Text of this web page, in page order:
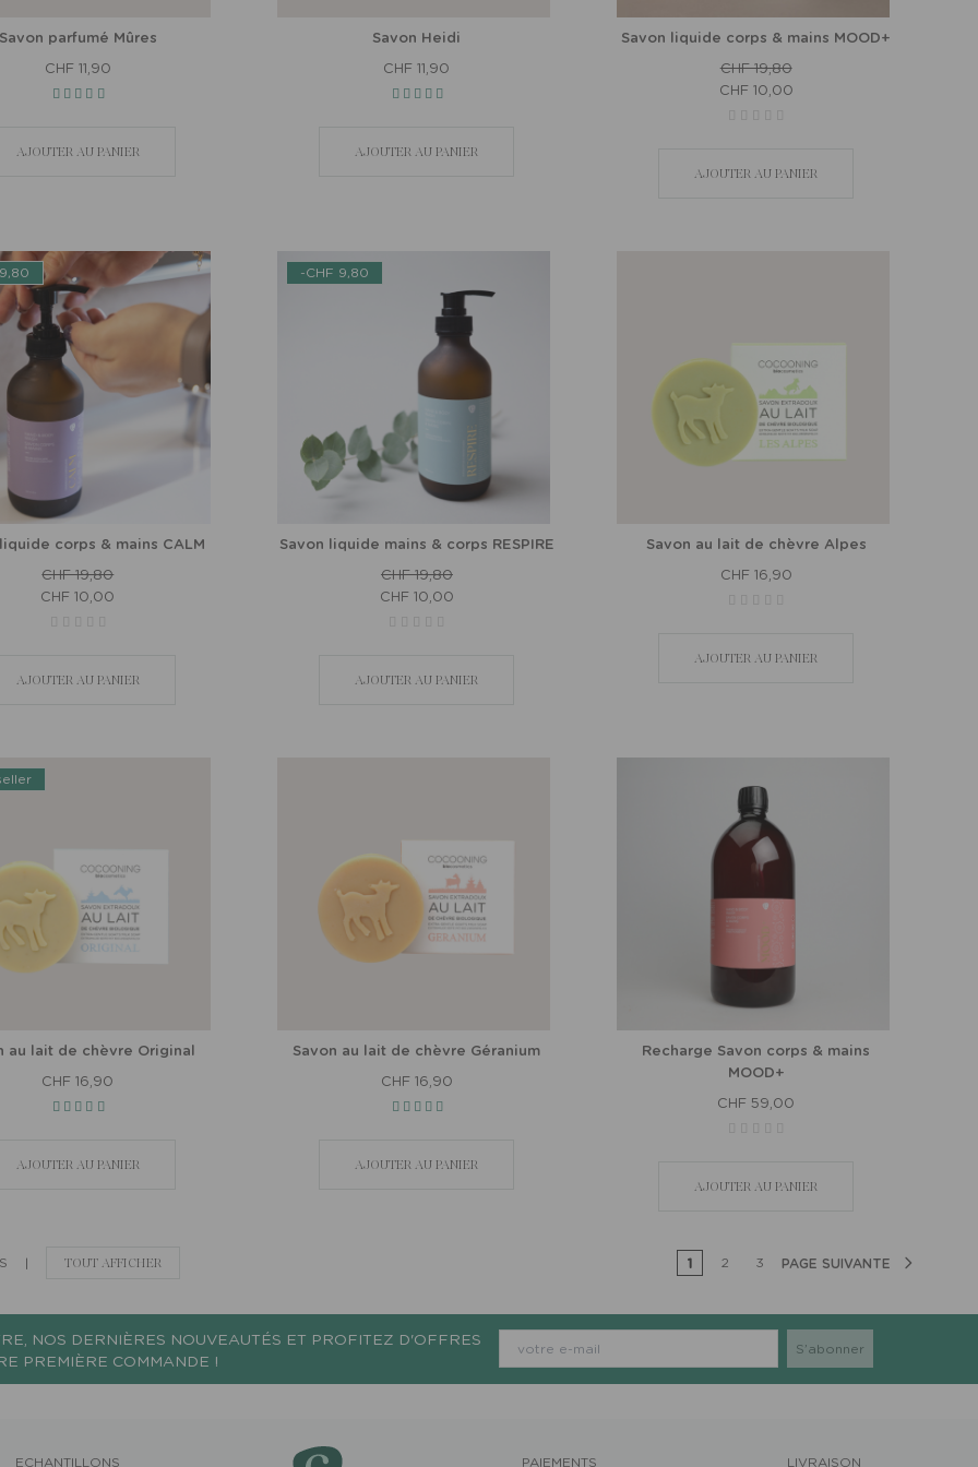
parfumé Mûres
CHF 11,90
AJOUTER AU PANIER
Savon Heidi
CHF 11,90
AJOUTER AU PANIER
Savon liquide corps & mains MOOD+
CHF 19,80
CHF 10,00
AJOUTER AU PANIER
corps & mains CALM
CHF 19,80
CHF 10,00
AJOUTER AU PANIER
-CHF 9,80
Savon liquide mains & corps RESPIRE
CHF 19,80
CHF 10,00
AJOUTER AU PANIER
Savon au lait de chèvre Alpes
CHF 16,90
AJOUTER AU PANIER
au lait de chèvre Original
CHF 16,90
AJOUTER AU PANIER
Savon au lait de chèvre Géranium
CHF 16,90
AJOUTER AU PANIER
Recharge Savon corps & mains
MOOD+
CHF 59,00
AJOUTER AU PANIER
| TOUT AFFICHER 1 2 3 PAGE SUIVANTE
NOS DERNIÈRES NOUVEAUTÉS ET PROFITEZ D'OFFRES
PREMIÈRE COMMANDE !
ECHANTILLONS PAIEMENTS LIVRAISON